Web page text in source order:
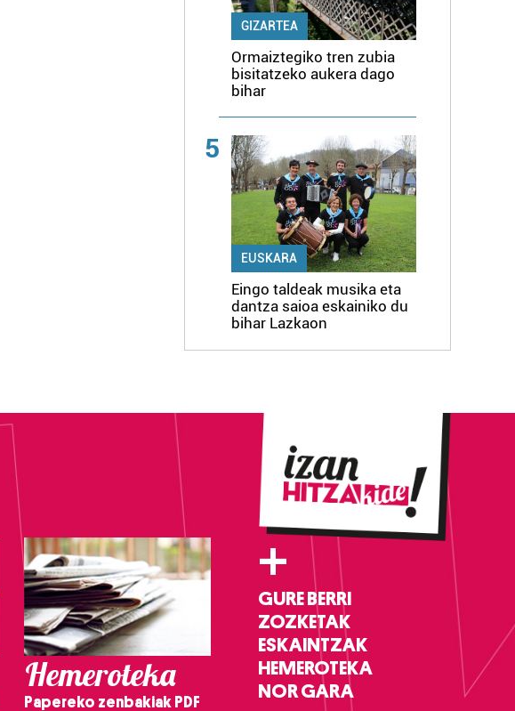
GIZARTEA
Ormaiztegiko tren zubia
bisitatzeko aukera dago
bihar
5
EUSKARA
Eingo taldeak musika eta
dantza saioa eskainiko du
bihar Lazkaon
Hemeroteka
Papereko zenbakiak PDF
+
GURE BERRI
ZOZKETAK
ESKAINTZAK
HEMEROTEKA
NOR GARA